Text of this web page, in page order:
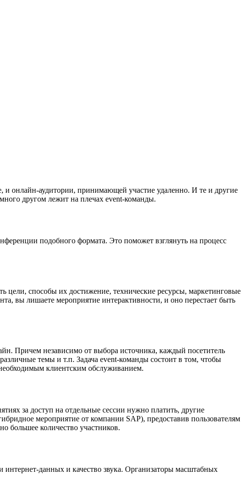
онлайн-аудитории, принимающей участие удаленно. И те и другие
другом лежит на плечах event-команды.
подобного формата. Это поможет взглянуть на процесс
цели, способы их достижение, технические ресурсы, маркетинговые
вы лишаете мероприятие интерактивности, и оно перестает быть
Причем независимо от выбора источника, каждый посетитель
темы и т.п. Задача event-команды состоит в том, чтобы
клиентским обслуживанием.
за доступ на отдельные сессии нужно платить, другие
мероприятие от компании SAP), предоставив пользователям
большее количество участников.
интернет-данных и качество звука. Организаторы масштабных